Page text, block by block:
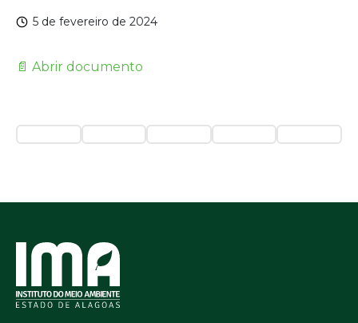
5 de fevereiro de 2024
📄 Abrir documento